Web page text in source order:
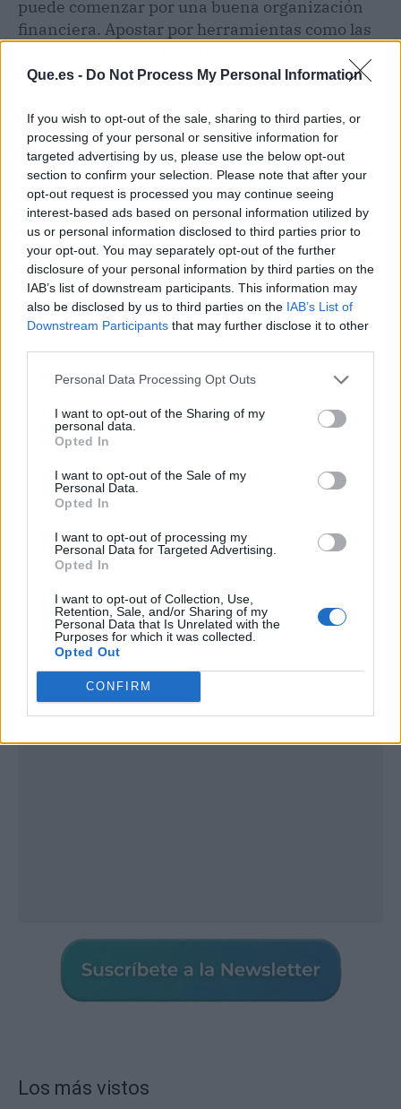
Que.es - Do Not Process My Personal Information
If you wish to opt-out of the sale, sharing to third parties, or
processing of your personal or sensitive information for
targeted advertising by us, please use the below opt-out
section to confirm your selection. Please note that after your
opt-out request is processed you may continue seeing
interest-based ads based on personal information utilized by
us or personal information disclosed to third parties prior to
your opt-out. You may separately opt-out of the further
disclosure of your personal information by third parties on the
IAB’s list of downstream participants. This information may
also be disclosed by us to third parties on the IAB’s List of
Downstream Participants that may further disclose it to other
Personal Data Processing Opt Outs
I want to opt-out of the Sharing of my
personal data.
Opted In
I want to opt-out of the Sale of my
Personal Data.
Opted In
I want to opt-out of processing my
Personal Data for Targeted Advertising.
Opted In
I want to opt-out of Collection, Use,
Retention, Sale, and/or Sharing of my
Personal Data that Is Unrelated with the
Purposes for which it was collected.
Opted Out
CONFIRM
puede comenzar por una buena organización
financiera. Apostar por herramientas como las
libre con libertad, sin renunciar a ningún plan
Artículo anterior
Formación bonificada;
cómo aprovechar el
crédito consolidado en
2025
Artículo siguiente
inaCátalog obtiene la
certificación ISO 27001
en gestión de la
seguridad de la
información
Los más vistos